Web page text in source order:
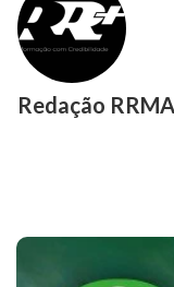
Redação